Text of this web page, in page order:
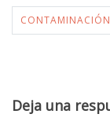
CONTAMINACIÓN
Deja una